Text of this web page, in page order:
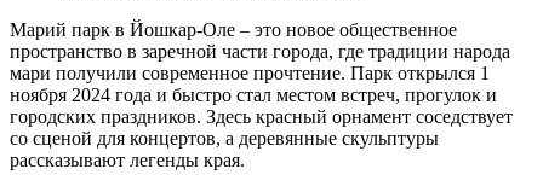
Марий парк в Йошкар-Оле – это новое общественное
пространство в заречной части города, где традиции народа
мари получили современное прочтение. Парк открылся 1
ноября 2024 года и быстро стал местом встреч, прогулок и
городских праздников. Здесь красный орнамент соседствует
со сценой для концертов, а деревянные скульптуры
рассказывают легенды края.